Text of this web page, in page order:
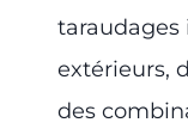
taraudages
extérieurs,
des